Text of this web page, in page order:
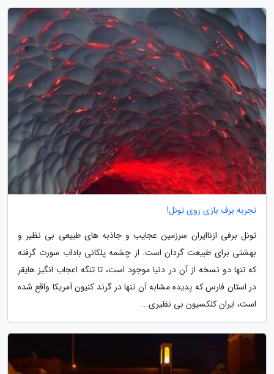
تجربه برف بازی روی تونل!
تونل برفی ازناایران سرزمین عجایب و جاذبه های طبیعی بی نظیر و
بهشتی برای طبیعت گردان است. از چشمه پلکانی باداب سورت گرفته
که تنها دو نسخه از آن در دنیا موجود است، تا تنگه اعجاب انگیز هایقر
در استان فارس که پدیده مشابه آن تنها در گرند کنیون آمریکا واقع شده
است، ایران کلکسیون بی نظیری...